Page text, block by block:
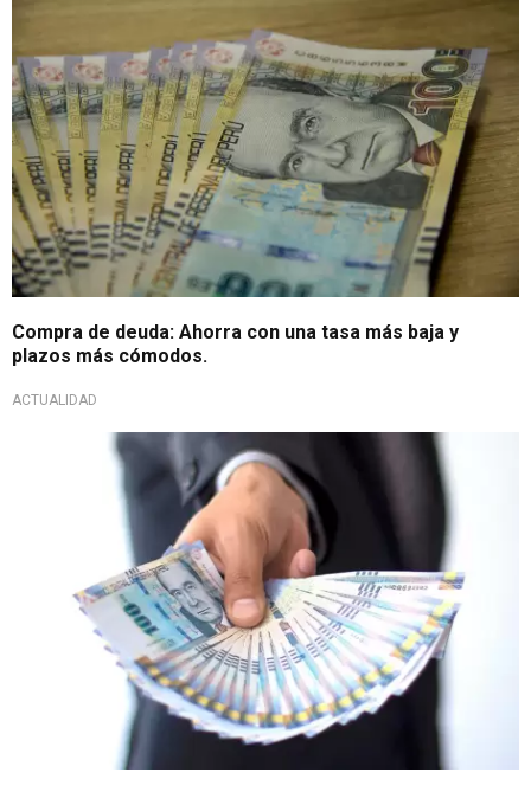
Compra de deuda: Ahorra con una tasa más baja y
plazos más cómodos.
ACTUALIDAD
¡No te preocupes más!